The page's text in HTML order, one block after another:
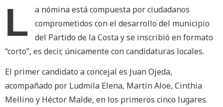
L
a nómina está compuesta por ciudadanos
comprometidos con el desarrollo del municipio
del Partido de la Costa y se inscribió en formato
“corto”, es decir, únicamente con candidaturas locales.
El primer candidato a concejal es Juan Ojeda,
acompañado por Ludmila Elena, Martín Aloe, Cinthia
Mellino y Héctor Malde, en los primeros cinco lugares.